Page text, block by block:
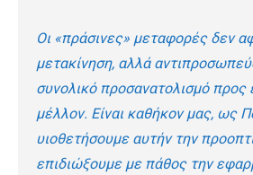
Οι «πράσινες» μεταφορές δεν
μετακίνηση, αλλά
συνολικό προσανατολισμό προς
μέλλον. Είναι καθήκον μας, ως
υιοθετήσουμε αυτήν την
επιδιώξουμε με πάθος την